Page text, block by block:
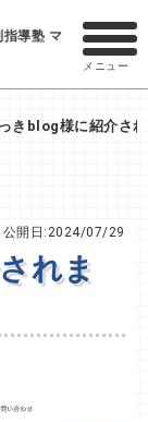
指導塾 マ
メニュー
きblog様に紹介さ
公開日:2024/07/29
れま